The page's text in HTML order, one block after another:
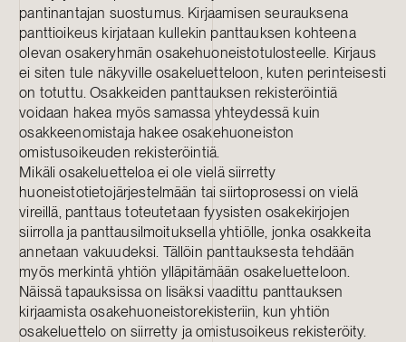
pantinantajan suostumus. Kirjaamisen seurauksena
panttioikeus kirjataan kullekin panttauksen kohteena
olevan osakeryhmän osakehuoneistotulosteelle. Kirjaus
ei siten tule näkyville osakeluetteloon, kuten perinteisesti
on totuttu. Osakkeiden panttauksen rekisteröintiä
voidaan hakea myös samassa yhteydessä kuin
osakkeenomistaja hakee osakehuoneiston
omistusoikeuden rekisteröintiä.
Mikäli osakeluetteloa ei ole vielä siirretty
huoneistotietojärjestelmään tai siirtoprosessi on vielä
vireillä, panttaus toteutetaan fyysisten osakekirjojen
siirrolla ja panttausilmoituksella yhtiölle, jonka osakkeita
annetaan vakuudeksi. Tällöin panttauksesta tehdään
myös merkintä yhtiön ylläpitämään osakeluetteloon.
Näissä tapauksissa on lisäksi vaadittu panttauksen
kirjaamista osakehuoneistorekisteriin, kun yhtiön
osakeluettelo on siirretty ja omistusoikeus rekisteröity.